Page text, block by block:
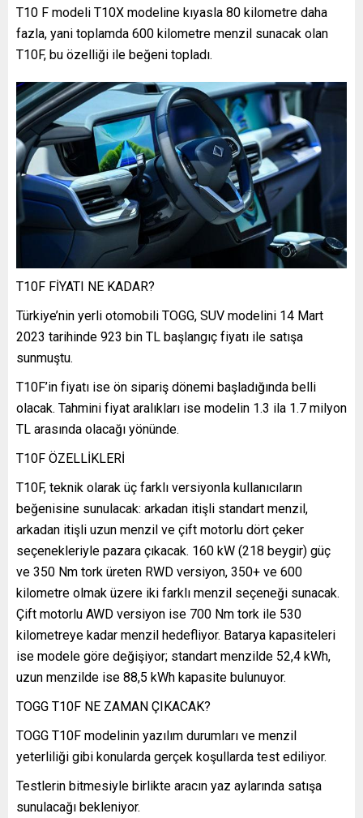
T10 F modeli T10X modeline kıyasla 80 kilometre daha
fazla, yani toplamda 600 kilometre menzil sunacak olan
T10F, bu özelliği ile beğeni topladı.
T10F FİYATI NE KADAR?
Türkiye’nin yerli otomobili TOGG, SUV modelini 14 Mart
2023 tarihinde 923 bin TL başlangıç fiyatı ile satışa
sunmuştu.
T10F’in fiyatı ise ön sipariş dönemi başladığında belli
olacak. Tahmini fiyat aralıkları ise modelin 1.3 ila 1.7 milyon
TL arasında olacağı yönünde.
T10F ÖZELLİKLERİ
T10F, teknik olarak üç farklı versiyonla kullanıcıların
beğenisine sunulacak: arkadan itişli standart menzil,
arkadan itişli uzun menzil ve çift motorlu dört çeker
seçenekleriyle pazara çıkacak. 160 kW (218 beygir) güç
ve 350 Nm tork üreten RWD versiyon, 350+ ve 600
kilometre olmak üzere iki farklı menzil seçeneği sunacak.
Çift motorlu AWD versiyon ise 700 Nm tork ile 530
kilometreye kadar menzil hedefliyor. Batarya kapasiteleri
ise modele göre değişiyor; standart menzilde 52,4 kWh,
uzun menzilde ise 88,5 kWh kapasite bulunuyor.
TOGG T10F NE ZAMAN ÇIKACAK?
TOGG T10F modelinin yazılım durumları ve menzil
yeterliliği gibi konularda gerçek koşullarda test ediliyor.
Testlerin bitmesiyle birlikte aracın yaz aylarında satışa
sunulacağı bekleniyor.